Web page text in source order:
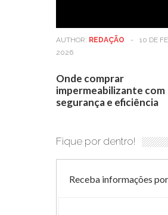
AUTHOR: REDAÇÃO -
10 DE
2026
Onde comprar
impermeabilizante com
segurança e eficiência
Fique por dentro!
Receba informações